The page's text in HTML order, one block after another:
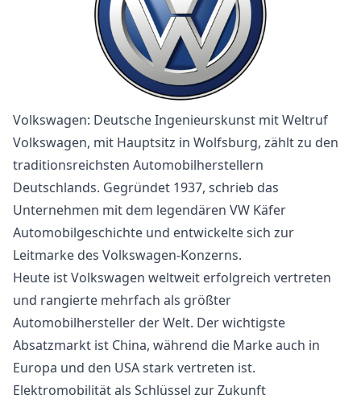
Volkswagen: Deutsche Ingenieurskunst mit Weltruf
Volkswagen, mit Hauptsitz in Wolfsburg, zählt zu den
traditionsreichsten Automobilherstellern
Deutschlands. Gegründet 1937, schrieb das
Unternehmen mit dem legendären VW Käfer
Automobilgeschichte und entwickelte sich zur
Leitmarke des Volkswagen-Konzerns.
Heute ist Volkswagen weltweit erfolgreich vertreten
und rangierte mehrfach als größter
Automobilhersteller der Welt. Der wichtigste
Absatzmarkt ist China, während die Marke auch in
Europa und den USA stark vertreten ist.
Elektromobilität als Schlüssel zur Zukunft